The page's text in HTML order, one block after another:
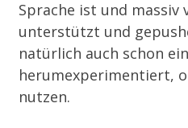
Sprache ist und massiv
unterstützt und
natürlich auch schon
herumexperimentiert,
nutzen.